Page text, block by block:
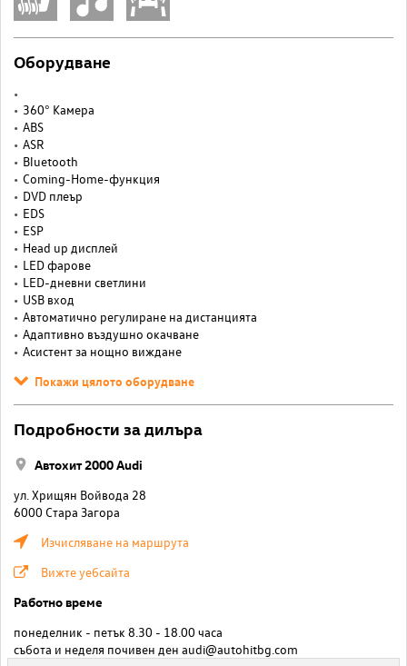
Оборудване
360° Камера
ABS
ASR
Bluetooth
Coming-Home-функция
DVD плеър
EDS
ESP
Head up дисплей
LED фарове
LED-дневни светлини
USB вход
Автоматично регулиране на дистанцията
Адаптивно въздушно окачване
Асистент за нощно виждане
Покажи цялото оборудване
Подробности за дилъра
Автохит 2000 Audi
ул. Хрищян Войвода 28
6000 Стара Загора
Изчисляване на маршрута
Вижте уебсайта
Работно време
понеделник - петък 8.30 - 18.00 часа
събота и неделя почивен ден audi@autohitbg.com